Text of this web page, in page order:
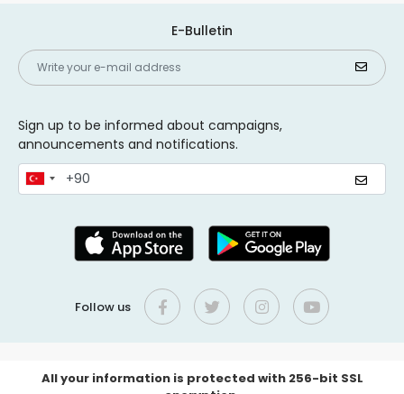
E-Bulletin
Sign up to be informed about campaigns,
announcements and notifications.
Follow us
All your information is protected with 256-bit SSL